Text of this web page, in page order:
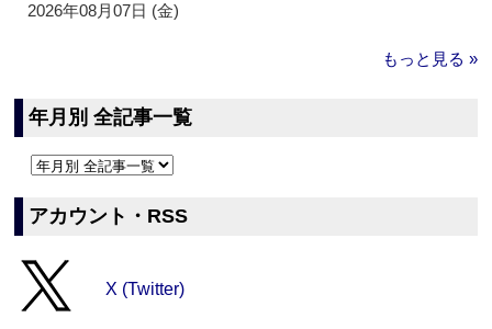
2026年08月07日 (金)
もっと見る »
年月別 全記事一覧
アカウント・RSS
X (Twitter)